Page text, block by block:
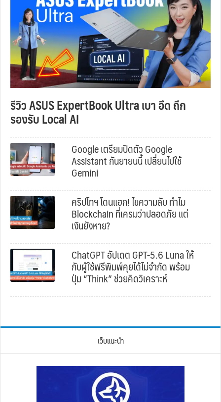
รีวิว ASUS ExpertBook Ultra เบา อึด ถึก
รองรับ Local AI
Google เตรียมปิดตัว Google
Assistant กันยายนนี้ เปลี่ยนไปใช้
Gemini
คริปโทฯ โดนแฮก! ไขความลับ ทำไม
Blockchain ที่เครมว่าปลอดภัย แต่
เงินยังหาย?
ChatGPT อัปเดต GPT-5.6 Luna ให้
กับผู้ใช้ฟรีพิมพ์คุยได้ไม่จำกัด พร้อม
ปุ่ม “Think” ช่วยคิดวิเคราะห์
เว็บแนะนำ